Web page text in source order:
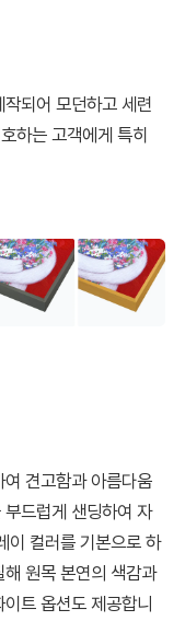
되어 모던하고 세련
하는 고객에게 특히
여 견고함과 아름다움
드럽게 샌딩하여 자
이 컬러를 기본으로 하
원목 본연의 색감과
트 옵션도 제공합니